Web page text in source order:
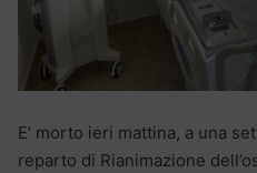
E’ morto ieri mattina, a una
reparto di Rianimazione